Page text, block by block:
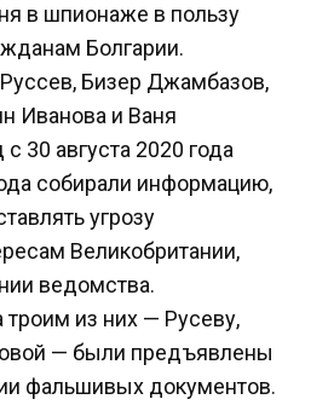
в шпионаже в пользу
Болгарии.
Бизер Джамбазов,
Иванова и Ваня
30 августа 2020 года
собирали информацию,
угрозу
Великобритании,
ведомства.
троим из них — Русеву,
— были предъявлены
фальшивых документов.